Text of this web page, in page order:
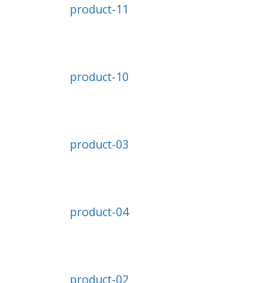
product-11
product-10
product-03
product-04
product-02